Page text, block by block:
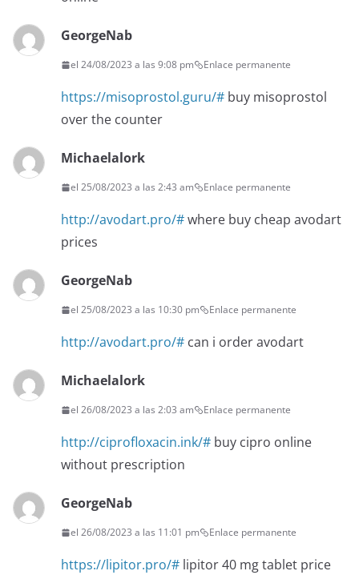
GeorgeNab
el 24/08/2023 a las 9:08 pm Enlace permanente
https://misoprostol.guru/# buy misoprostol
over the counter
Michaelalork
el 25/08/2023 a las 2:43 am Enlace permanente
http://avodart.pro/#where buy cheap avodart
prices
GeorgeNab
el 25/08/2023 a las 10:30 pm Enlace permanente
http://avodart.pro/# can i order avodart
Michaelalork
el 26/08/2023 a las 2:03 am Enlace permanente
http://ciprofloxacin.ink/# buy cipro online
without prescription
GeorgeNab
el 26/08/2023 a las 11:01 pm Enlace permanente
https://lipitor.pro/# lipitor 40 mg tablet price